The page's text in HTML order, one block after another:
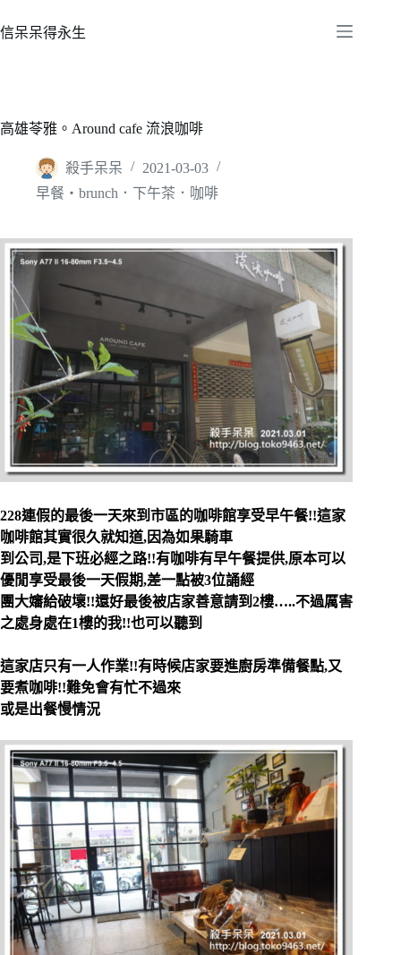
至
容
信呆呆得永生
高雄苓雅。Around cafe 流浪咖啡
殺手呆呆
2021-03-03
早餐‧brunch．下午茶．咖啡
228連假的最後一天來到市區的咖啡館享受早午餐!!這家
咖啡館其實很久就知道,因為如果騎車
到公司,是下班必經之路!!有咖啡有早午餐提供,原本可以
優閒享受最後一天假期,差一點被3位誦經
團大嬸給破壞!!還好最後被店家善意請到2樓…..不過厲害
之處身處在1樓的我!!也可以聽到
這家店只有一人作業!!有時候店家要進廚房準備餐點,又
要煮咖啡!!難免會有忙不過來
或是出餐慢情況